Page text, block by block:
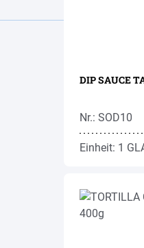
DIP SAUCE
Nr.: SOD10
Einheit: 1